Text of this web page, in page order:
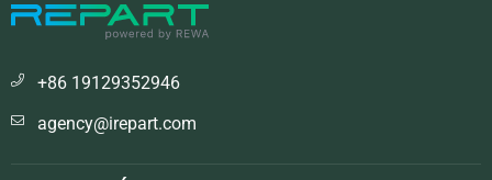
+86 19129352946
agency@irepart.com